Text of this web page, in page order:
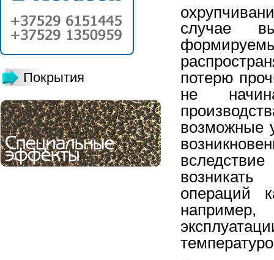
Покрытия
случае
потерю
не
возможные
операций